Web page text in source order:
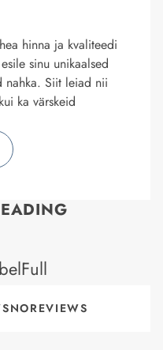
hinna ja kvaliteedi
sinu unikaalsed
nahka. Siit leiad nii
ka värskeid